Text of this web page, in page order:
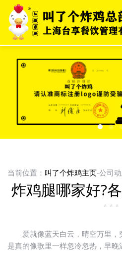
当前位置： 叫了个炸鸡主页-公司
炸鸡腿哪家好?
* * *
爱就像蓝天白云，晴空万里，
是真的像歌里一样忽冷忽热，早晚